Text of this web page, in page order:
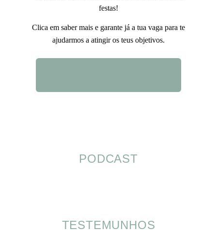
festas!
Clica em saber mais e garante já a tua vaga para te
ajudarmos a atingir os teus objetivos.
PODCAST
TESTEMUNHOS